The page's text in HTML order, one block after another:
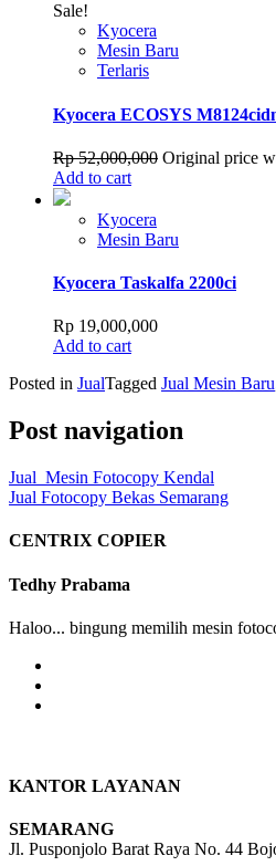
Sale!
Kyocera
Mesin Baru
Terlaris
Kyocera ECOSYS
Rp52,000,000 Original price
Add to cart
Kyocera
Mesin Baru
Kyocera Taskalfa 2200ci
Rp 19,000,000
Add to cart
Posted in JualTagged Jual Mesin Baru
Post navigation
Jual Mesin Fotocopy Kendal
Jual Fotocopy Bekas Semarang
CENTRIX COPIER
Tedhy Prabama
Haloo... bingung memilih mesin
KANTOR LAYANAN
SEMARANG
Jl. Pusponjolo Barat Raya No. 44